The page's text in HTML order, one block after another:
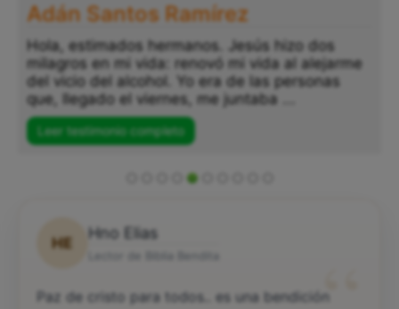
Adán Santos Ramírez
Hola, estimados hermanos. Jesús hizo dos
milagros en mi vida: renovó mi vida al alejarme
del vicio del alcohol. Yo era de las personas
que, llegado el viernes, me juntaba ...
Leer testimonio completo
HE
Hno Elias
Paz de cristo para todos.. es una bendición